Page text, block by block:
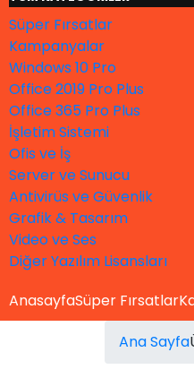
Süper Fırsatlar
Kampanyalar
Windows 10 Pro
Office 2019 Pro Plus
Office 365 Pro Plus
İşletim Sistemi
Ofis ve İş
Server ve Sunucu
Antivirüs ve Güvenlik
Grafik & Tasarım
Video ve Ses
Diğer Yazılım Lisansları
AnasayfaSüper Fırsatlar
Ana Sayfa